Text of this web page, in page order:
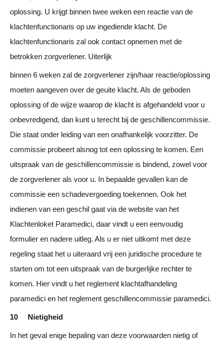
oplossing. U krijgt binnen twee weken een reactie van de
klachtenfunctionaris op uw ingediende klacht. De
klachtenfunctionaris zal ook contact opnemen met de
betrokken zorgverlener. Uiterlijk
binnen 6 weken zal de zorgverlener zijn/haar reactie/oplossing
moeten aangeven over de geuite klacht. Als de geboden
oplossing of de wijze waarop de klacht is afgehandeld voor u
onbevredigend, dan kunt u terecht bij de geschillencommissie.
Die staat onder leiding van een onafhankelijk voorzitter. De
commissie probeert alsnog tot een oplossing te komen. Een
uitspraak van de geschillencommissie is bindend, zowel voor
de zorgverlener als voor u. In bepaalde gevallen kan de
commissie een schadevergoeding toekennen. Ook het
indienen van een geschil gaat via de website van het
Klachtenloket Paramedici, daar vindt u een eenvoudig
formulier en nadere uitleg. Als u er niet uitkomt met deze
regeling staat het u uiteraard vrij een juridische procedure te
starten om tot een uitspraak van de burgerlijke rechter te
komen. Hier vindt u het reglement klachtafhandeling
paramedici en het reglement geschillencommissie paramedici.
10 Nietigheid
In het geval enige bepaling van deze voorwaarden nietig of